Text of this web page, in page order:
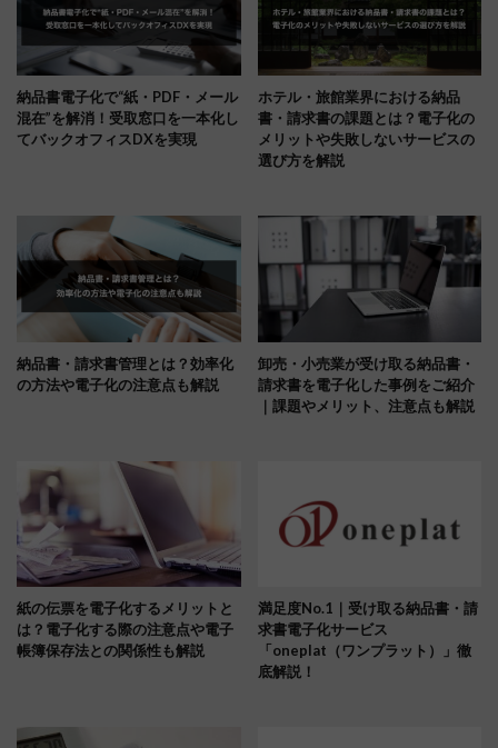
納品書電子化で“紙・PDF・メール
混在”を解消！受取窓口を一本化し
てバックオフィスDXを実現
ホテル・旅館業界における納品
書・請求書の課題とは？電子化の
メリットや失敗しないサービスの
選び方を解説
納品書・請求書管理とは？効率化
の方法や電子化の注意点も解説
卸売・小売業が受け取る納品書・
請求書を電子化した事例をご紹介
｜課題やメリット、注意点も解説
紙の伝票を電子化するメリットと
は？電子化する際の注意点や電子
帳簿保存法との関係性も解説
満足度No.1｜受け取る納品書・請
求書電子化サービス
「oneplat（ワンプラット）」徹
底解説！